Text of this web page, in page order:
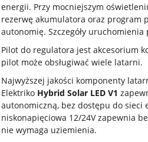
energii. Przy mocniejszym
rezerwę akumulatora oraz program
autonomię. Szczegóły
Pilot do regulatora jest akcesorium
pilot może obsługiwać wiele latarni.
Najwyższej jakości komponenty
Elektriko Hybrid Solar LED V1
autonomiczną, bez dostępu do sieci
niskonapięciowa 12/24V zapewnia
nie wymaga uziemienia.